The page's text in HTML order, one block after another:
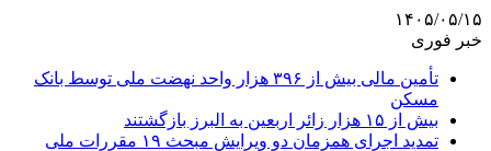
۱۴۰۵/۰۵/۱۵
خبر فوری
تأمین مالی بیش از ۳۹۶ هزار واحد نهضت ملی توسط بانک
مسکن
بیش از ۱۵ هزار زائر اربعین به البرز بازگشتند
تمدید اجرای همزمان دو ویرایش مبحث ۱۹ مقررات ملی